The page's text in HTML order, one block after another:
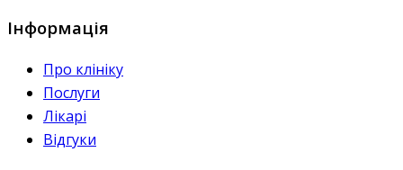
Інформація
Про клініку
Послуги
Лікарі
Відгуки